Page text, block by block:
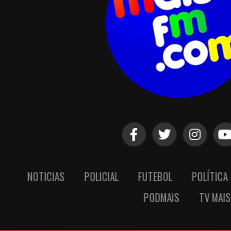
NOTICIAS POLICIAL FUTEBOL POLÍTICA
PODMAIS
TV MAIS